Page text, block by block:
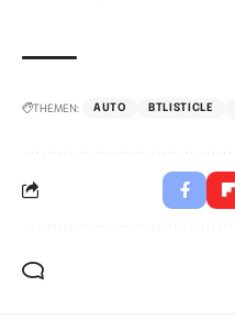
THEMEN: AUTO BTLISTICLE